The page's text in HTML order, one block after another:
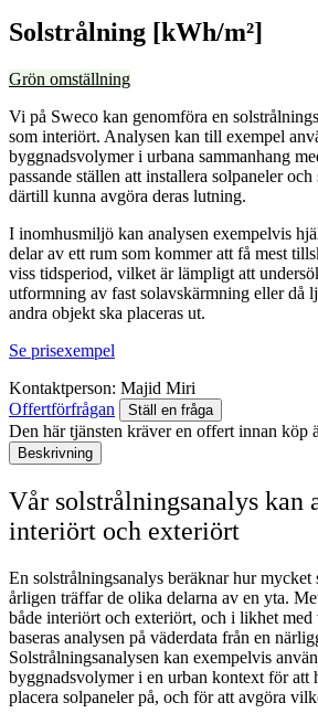
Solstrålning [kWh/m²]
Grön omställning
Vi på Sweco kan genomföra en
som interiört. Analysen kan till exempel
byggnadsvolymer i urbana sammanhang
passande ställen att installera solpaneler
därtill kunna avgöra deras lutning.
I inomhusmiljö kan analysen exempelvis
delar av ett rum som kommer att få mest
viss tidsperiod, vilket är lämpligt att
utformning av fast solavskärmning eller då
andra objekt ska placeras ut.
Se prisexempel
Kontaktperson: Majid Miri
Offertförfrågan
Ställ en fråga
Den här tjänsten kräver en offert innan köp
Beskrivning
Vår solstrålningsanalys kan
interiört och exteriört
En solstrålningsanalys beräknar hur mycket
årligen träffar de olika delarna av en yta.
både interiört och exteriört, och i likhet med
baseras analysen på väderdata från en
Solstrålningsanalysen kan exempelvis
byggnadsvolymer i en urban kontext för att
placera solpaneler på, och för att avgöra